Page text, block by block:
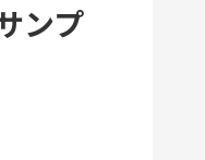
ンプ